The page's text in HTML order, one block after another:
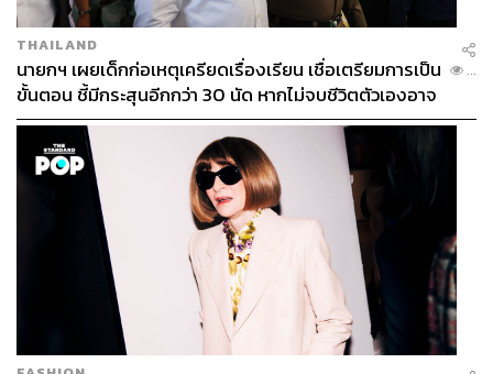
THAILAND
นายกฯ เผยเด็กก่อเหตุเครียดเรื่องเรียน เชื่อเตรียมการเป็น
ขั้นตอน ชี้มีกระสุนอีกกว่า 30 นัด หากไม่จบชีวิตตัวเองอาจ
สูญเสียเพิ่ม
...